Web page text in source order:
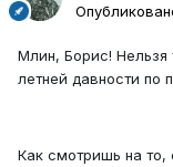
Млин, Борис! Нельзя
летней давности по
Как смотришь на то,